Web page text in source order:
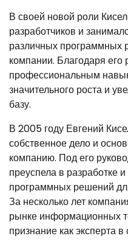
В своей новой роли
разработчиков и
различных программных
компании. Благодаря его
профессиональным
значительного роста и
базу.
В 2005 году Евгений
собственное дело и
компанию. Под его
преуспела в разработке
программных решений
За несколько лет
рынке информационных
признание как эксперта в